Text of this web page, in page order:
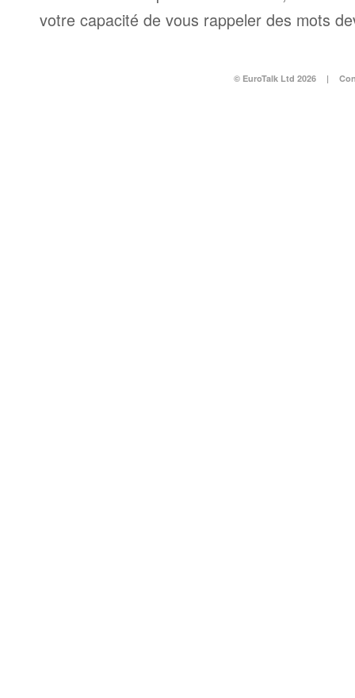
votre capacité de vous rappeler des mots
© EuroTalk Ltd 2026 |